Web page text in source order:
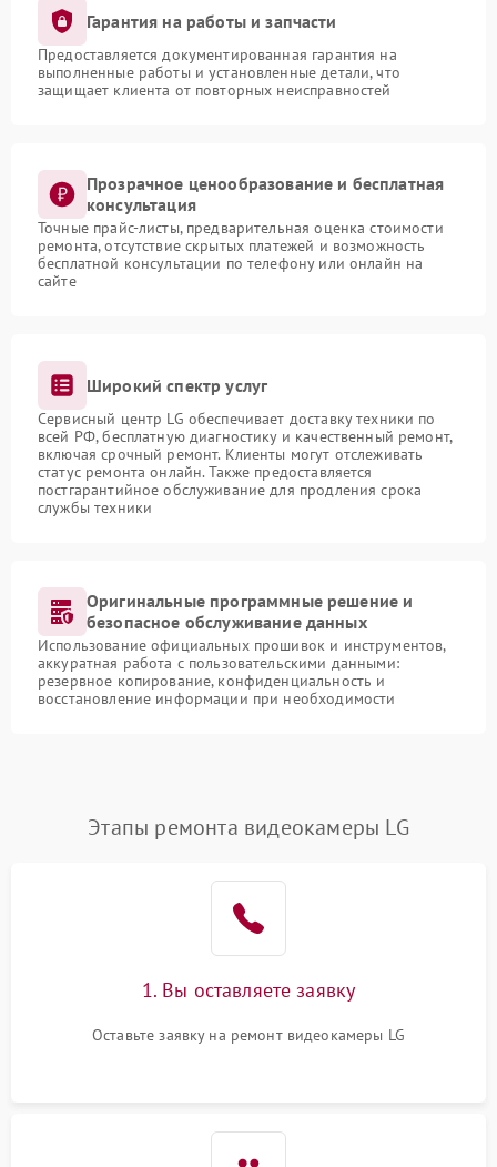
Гарантия на работы и запчасти
Предоставляется документированная гарантия на
выполненные работы и установленные детали, что
защищает клиента от повторных неисправностей
Прозрачное ценообразование и бесплатная
консультация
Точные прайс-листы, предварительная оценка стоимости
ремонта, отсутствие скрытых платежей и возможность
бесплатной консультации по телефону или онлайн на
сайте
Широкий спектр услуг
Сервисный центр LG обеспечивает доставку техники по
всей РФ, бесплатную диагностику и качественный ремонт,
включая срочный ремонт. Клиенты могут отслеживать
статус ремонта онлайн. Также предоставляется
постгарантийное обслуживание для продления срока
службы техники
Оригинальные программные решение и
безопасное обслуживание данных
Использование официальных прошивок и инструментов,
аккуратная работа с пользовательскими данными:
резервное копирование, конфиденциальность и
восстановление информации при необходимости
Этапы ремонта видеокамеры LG
1. Вы оставляете заявку
Оставьте заявку на ремонт видеокамеры LG